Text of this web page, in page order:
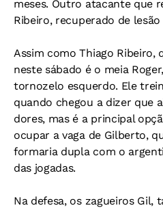
meses. Outro atacante que
Ribeiro, recuperado de
Assim como Thiago
neste sábado é o meia
tornozelo esquerdo. Ele
quando chegou a dizer que
dores, mas é a principal
ocupar a vaga de Gilberto,
formaria dupla com o
das jogadas.
Na defesa, os zagueiros Gil,